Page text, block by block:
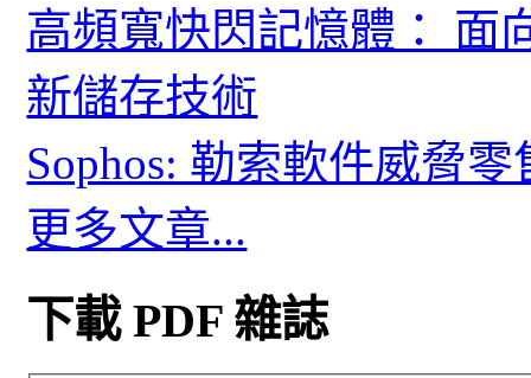
高頻寬快閃記憶體： 面
新儲存技術
Sophos: 勒索軟件威脅
更多文章...
下載 PDF 雜誌